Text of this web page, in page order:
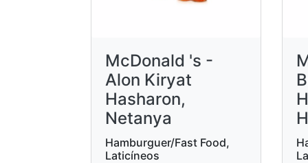
McDonald 's -
Alon Kiryat
Hasharon,
Netanya
Hamburguer/Fast Food,
Laticíneos